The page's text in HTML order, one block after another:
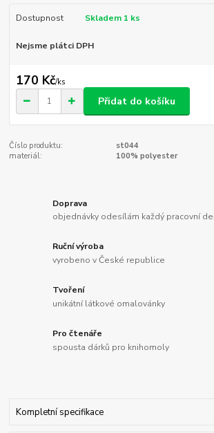
Dostupnost Skladem 1 ks
Nejsme plátci DPH
170 Kč/ks
Přidat do košíku
Číslo produktu:
st044
materiál:
100% polyester
Doprava
objednávky odesílám každý pracovní
Ruční výroba
vyrobeno v České republice
Tvoření
unikátní látkové omalovánky
Pro čtenáře
spousta dárků pro knihomoly
Kompletní specifikace